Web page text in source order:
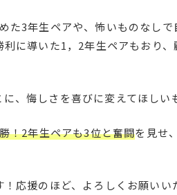
た3年生ペアや、怖いものなし
に導いた1，2年生ペアもおり、
、悔しさを喜びに変えてほしい
！2年生ペアも3位と奮闘を見せ
応援のほど、よろしくお願いい